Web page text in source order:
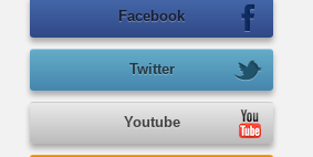
Facebook
Twitter
Youtube